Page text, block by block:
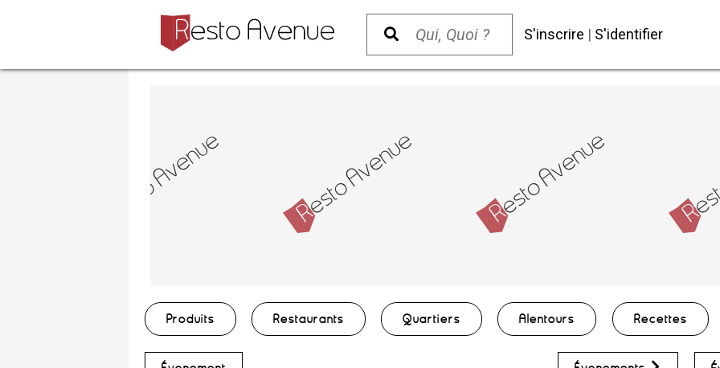
S'inscrire | S'identifier
Produits Restaurants Quartiers Alentours Recettes